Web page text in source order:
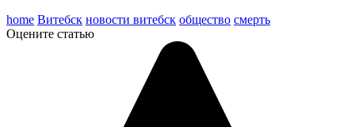
home Витебск новости витебск общество смерть
Оцените статью